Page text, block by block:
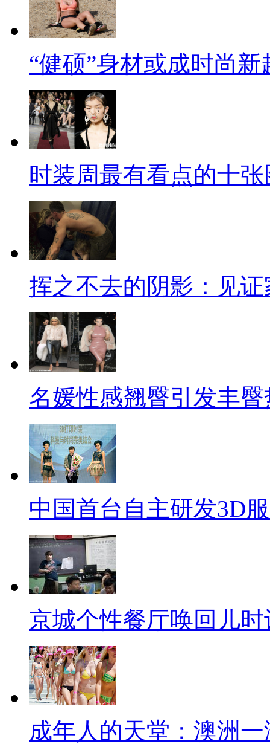
“健硕”身材或成时尚新
时装周最有看点的十张
挥之不去的阴影：见
名媛性感翘臀引发丰臀
中国首台自主研发3D
京城个性餐厅唤回儿
成年人的天堂：澳洲